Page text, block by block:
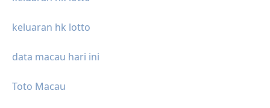
keluaran hk lotto
data macau hari ini
Toto Macau